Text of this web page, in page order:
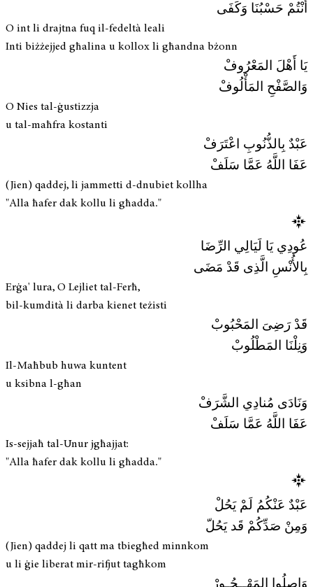
أَنْتُمْ حَسْبُنَا وَكَفَى
O int li drajtna fuq il-fedeltà leali
Inti biżżejjed għalina u kollox li għandna bżonn
يَا أَهْلَ المَعْرُوفْ
وَالصَّفْحِ المَأْلُوفْ
O Nies tal-ġustizzja
u tal-maħfra kostanti
عَبْدٌ بِالذُّنُوبِ اعْتَرَفْ
عَفَا اللَّهُ عَمَّا سَلَفْ
(Jien) qaddej, li jammetti d-dnubiet kollha
"Alla ħafer dak kollu li għadda."
عُودِي يَا لَيَالِي الرِّضَا
بِالأُنْسِ الَّذِى قَدْ مَضَى
Erġa' lura, O Lejliet tal-Ferħ,
bil-kumdità li darba kienet teżisti
قَدْ رَضِىَ المَحْبُوبْ
وَنِلْنَا المَطْلُوبْ
Il-Maħbub huwa kuntent
u ksibna l-għan
وَنَادَى مُنادِي الشَّرَفْ
عَفَا اللَّهُ عَمَّا سَلَفْ
Is-sejjaħ tal-Unur jgħajjat:
"Alla ħafer dak kollu li għadda."
عَبْدٌ عَنْكُمُ لَمْ يَحُلْ
وَمِنْ صَدِّكُمْ قَد يَحُلّ
(Jien) qaddej li qatt ma tbiegħed minnkom
u li ġie liberat mir-rifjut tagħkom